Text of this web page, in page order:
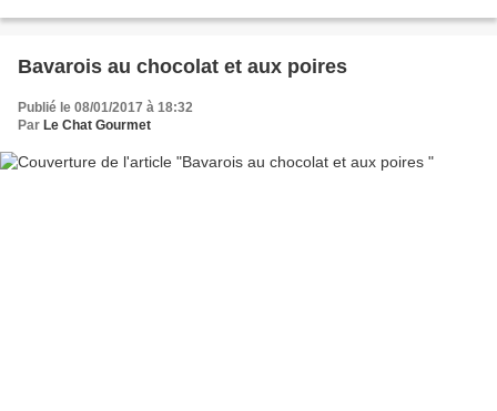
Bavarois au chocolat et aux poires
Publié le 08/01/2017 à 18:32
Par Le Chat Gourmet